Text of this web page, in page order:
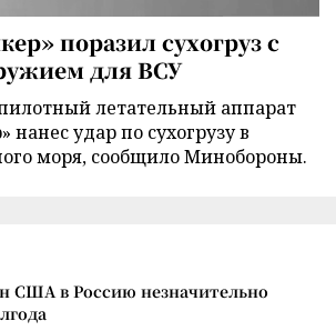
поразил сухогруз с
для ВСУ
летательный аппарат
нанес удар по сухогрузу в
моря, сообщило Минобороны.
США в Россию незначительно